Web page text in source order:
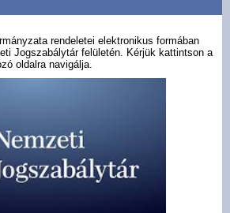
-
rendeletei elektronikus formában
Jogszabálytár felületén. Kérjük kattintson a
oldalra navigálja.